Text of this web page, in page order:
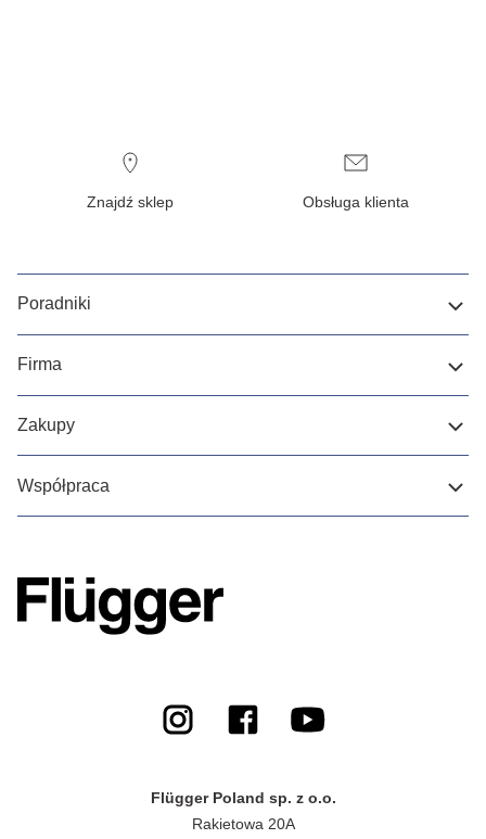
Znajdź sklep Obsługa klienta
Poradniki
Firma
Zakupy
Współpraca
Flügger Poland sp. z o.o.
Rakietowa 20A